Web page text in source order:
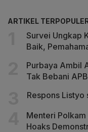
ARTIKEL
Survei Ungkap
Baik,
Purbaya Ambil
Tak Bebani
Respons Listyo
Menteri
Hoaks